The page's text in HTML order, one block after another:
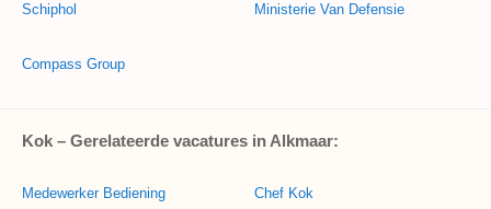
Schiphol
Compass Group
Ministerie Van Defensie
Kok – Gerelateerde vacatures in Alkmaar:
Medewerker Bediening Chef Kok